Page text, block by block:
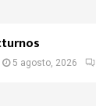
5 agosto, 2026